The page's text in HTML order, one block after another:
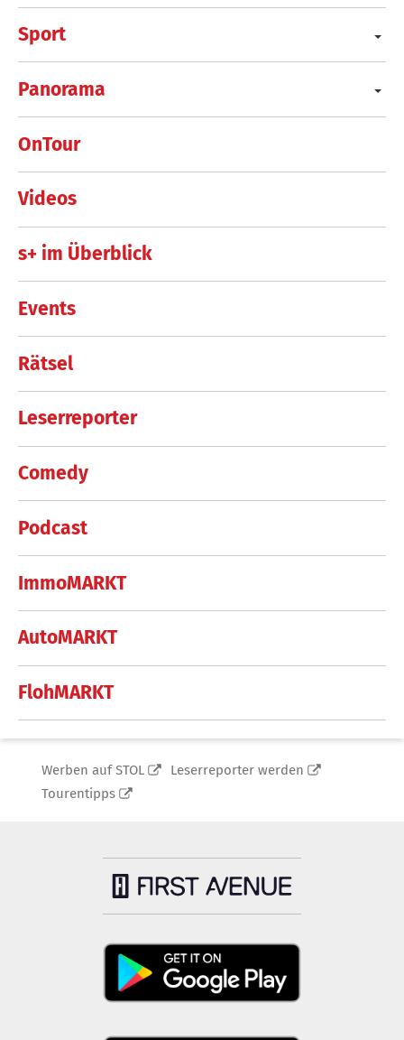
Sport
Panorama
OnTour
Videos
s+ im Überblick
Events
Rätsel
Leserreporter
Comedy
Podcast
ImmoMARKT
AutoMARKT
FlohMARKT
Werben auf STOL
Leserreporter werden
Tourentipps